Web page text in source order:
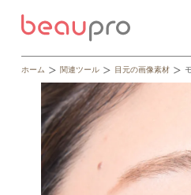
ホーム 関連ツール 目元の画像素材